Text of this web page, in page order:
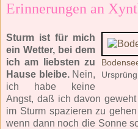
Erinnerungen an
Sturm ist für mich
ein Wetter, bei dem
ich am liebsten zu
Hause bleibe.Nein,
ich habe keine
Angst, daß ich davon
im Sturm spazieren zu
wenn dann noch die Sonne